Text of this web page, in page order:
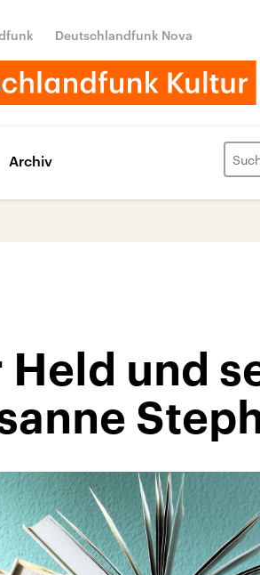
Deutschlandfunk Nova
Archiv
Held und